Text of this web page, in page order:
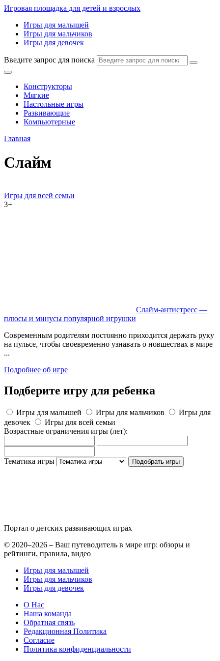
Игровая площадка для детей и взрослых
Игры для малышей
Игры для мальчиков
Игры для девочек
Введите запрос для поиска
Конструкторы
Мягкие
Настольные игры
Развивающие
Компьютерные
Главная
Слайм
Игры для всей семьи
3+
Слайм-антистресс —
плюсы и минусы популярной игрушки
Современным родителям постоянно приходится держать руку
на пульсе, чтобы своевременно узнавать о новшествах в мире
...
Подробнее об игре
Подберите игру для ребенка
Игры для малышей Игры для мальчиков
Игры для
девочек
Игры для всей семьи
Возрастные ограничения игры (лет):
Тематика игры Подобрать игры
Портал о детских развивающих играх
© 2020–2026 – Ваш путеводитель в мире игр: обзоры и
рейтинги, правила, видео
Игры для малышей
Игры для мальчиков
Игры для девочек
О Нас
Наша команда
Обратная связь
Редакционная Политика
Согласие
Политика конфиденциальности